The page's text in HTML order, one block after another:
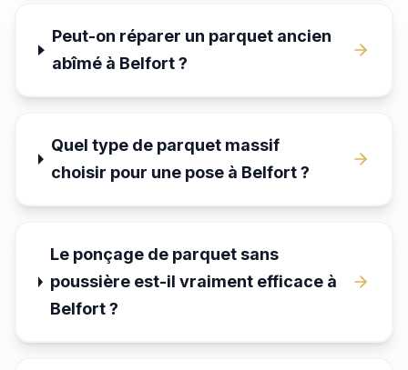
Peut-on réparer un parquet ancien
abîmé à Belfort ?
Quel type de parquet massif
choisir pour une pose à Belfort ?
Le ponçage de parquet sans
poussière est-il vraiment efficace à
Belfort ?